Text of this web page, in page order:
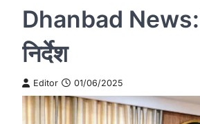
Dhanbad News:
निर्देश
Editor 01/06/2025